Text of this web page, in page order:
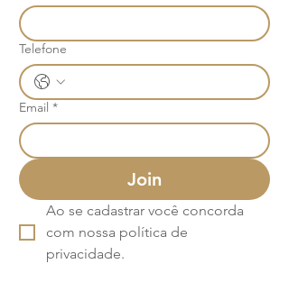
Telefone
Email *
Join
Ao se cadastrar você concorda
com nossa política de
privacidade.